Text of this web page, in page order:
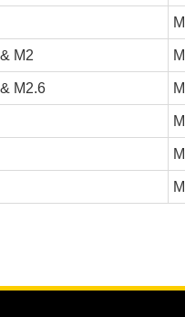
M2
M2.6